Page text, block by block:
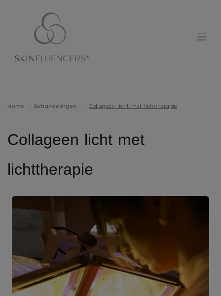
Home » Behandelingen » Collageen licht met lichttherapie
Collageen licht met
lichttherapie